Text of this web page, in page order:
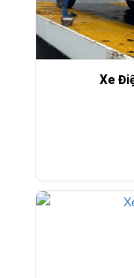
Xe